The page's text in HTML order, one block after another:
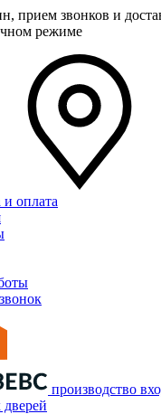
прием звонков и
режиме
и оплата
производство
дверей